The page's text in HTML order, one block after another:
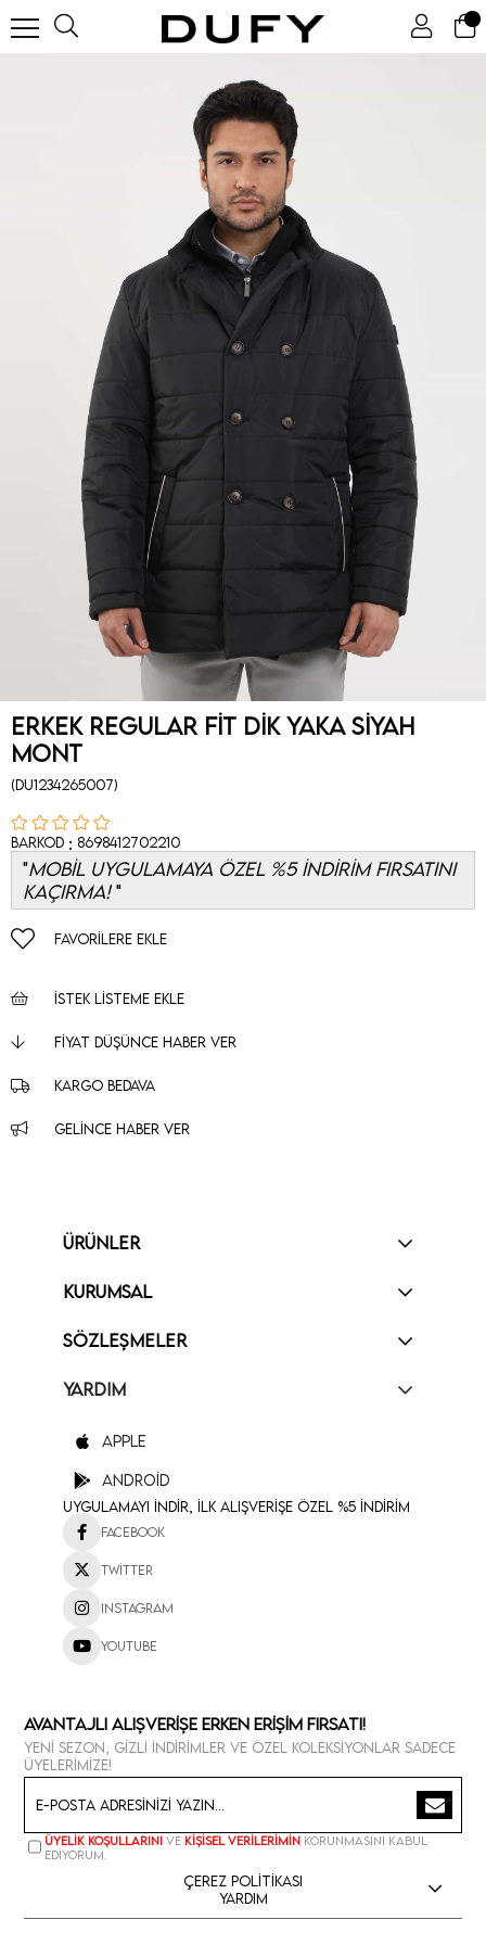
Erkek Regular Fit Dik Yaka Siyah
Mont
(DU1234265007)
Barkod : 8698412702210
MOBİL UYGULAMAYA ÖZEL %5 İNDİRİM FIRSATINI
KAÇIRMA!
FAVORILERE EKLE
İSTEK LISTEME EKLE
FIYAT DÜŞÜNCE HABER VER
KARGO BEDAVA
GELINCE HABER VER
ÜRÜNLER
KURUMSAL
SÖZLEŞMELER
YARDIM
Apple
Android
Uygulamayı İndir, İlk Alışverişe Özel %5 İndirim
Facebook
Twitter
Instagram
Youtube
Avantajlı Alışverişe Erken Erişim Fırsatı!
Yeni sezon, gizli indirimler ve özel koleksiyonlar sadece
üyelerimize!
Üyelik koşullarını ve kişisel verilerimin korunmasını kabul
ediyorum.
Çerez Politikası
Yardım